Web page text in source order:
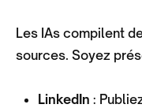
Les IAs compilent
sources. Soyez
LinkedIn :